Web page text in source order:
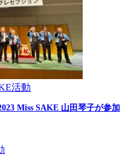
活動
Miss SAKE 山田琴子が参加